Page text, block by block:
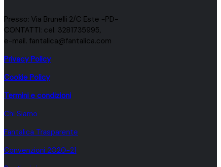
Presso: Via Brunelli 2/C Este -PD-
CONTATTI: cel. 3281735995,
e-mail. fantalica@fantalica.com
Privacy Policy
Cookie Policy
Termini e condizioni
Chi Siamo
Fantalica Trasparente
Convenzioni 2020-21